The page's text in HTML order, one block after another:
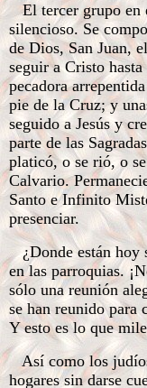
El tercer grupo en
silencioso. Se
de Dios, San Juan,
seguir a Cristo
pecadora
pie de la Cruz; y
seguido a Jesús y
parte de las
platicó, o se rió, o
Calvario.
Santo e Infinito
presenciar.
¿Donde están hoy
en las parroquias.
sólo una reunión
se han reunido para
Y esto es lo que
Así como los judíos
hogares sin darse